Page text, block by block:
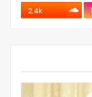
2.4k